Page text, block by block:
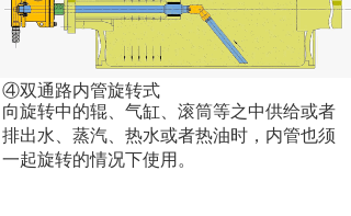
④双通路内管旋转式
向旋转中的辊、气缸、滚筒等之中供给或者
排出水、蒸汽、热水或者热油时，内管也须
一起旋转的情况下使用。